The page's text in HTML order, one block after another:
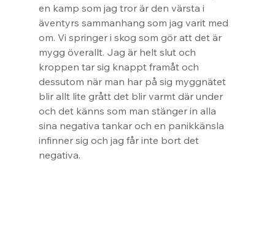
en kamp som jag tror är den värsta i
äventyrs sammanhang som jag varit med
om. Vi springer i skog som gör att det är
mygg överallt. Jag är helt slut och
kroppen tar sig knappt framåt och
dessutom när man har på sig myggnätet
blir allt lite grått det blir varmt där under
och det känns som man stänger in alla
sina negativa tankar och en panikkänsla
infinner sig och jag får inte bort det
negativa.